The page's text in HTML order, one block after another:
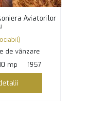
Aviatorilor
de vânzare
mp 1957